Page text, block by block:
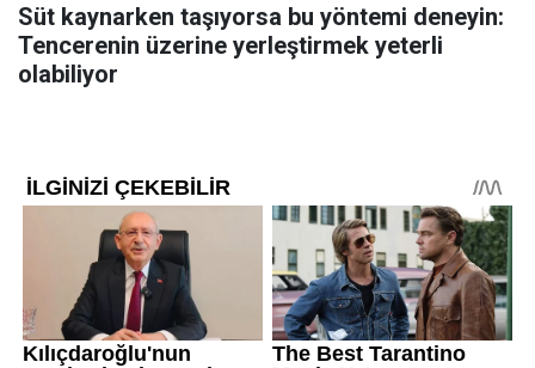
Süt kaynarken taşıyorsa bu yöntemi deneyin:
Tencerenin üzerine yerleştirmek yeterli
olabiliyor